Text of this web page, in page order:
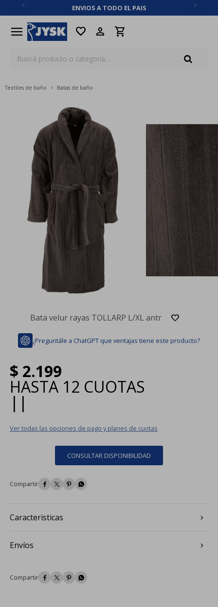
ENVIOS A TODO EL PAIS
menu favorite
Textiles de baño Batas de baño
Bata velur rayas TOLLARP L/XL antr
¿Preguntále a ChatGPT que ventajas tiene este producto?
$ 2.199
HASTA 12 CUOTAS
| |
Ver todas las opciones de pago y planes de cuotas
CONSULTAR DISPONIBILIDAD
   
Caracteristicas
Envíos
   
close